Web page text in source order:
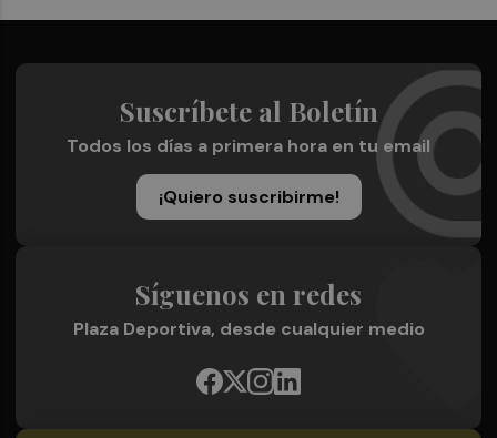
Suscríbete al Boletín
Todos los días a primera hora en tu email
¡Quiero suscribirme!
Síguenos en redes
Plaza Deportiva, desde cualquier medio